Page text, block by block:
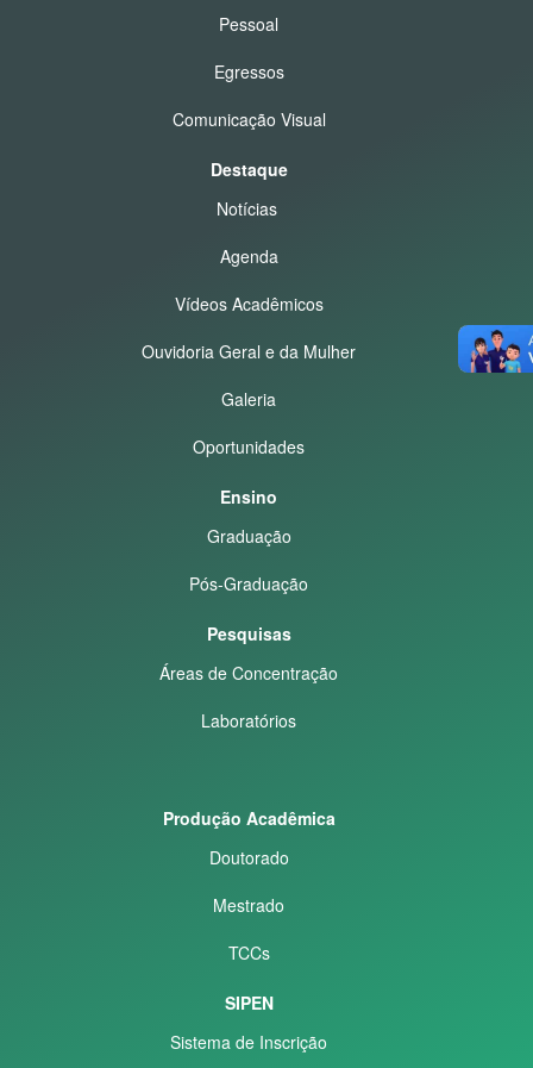
Pessoal
Egressos
Comunicação Visual
Destaque
Notícias
Agenda
Vídeos Acadêmicos
Ouvidoria Geral e da Mulher
Galeria
Oportunidades
Ensino
Graduação
Pós-Graduação
Pesquisas
Áreas de Concentração
Laboratórios
Produção Acadêmica
Doutorado
Mestrado
TCCs
SIPEN
Sistema de Inscrição